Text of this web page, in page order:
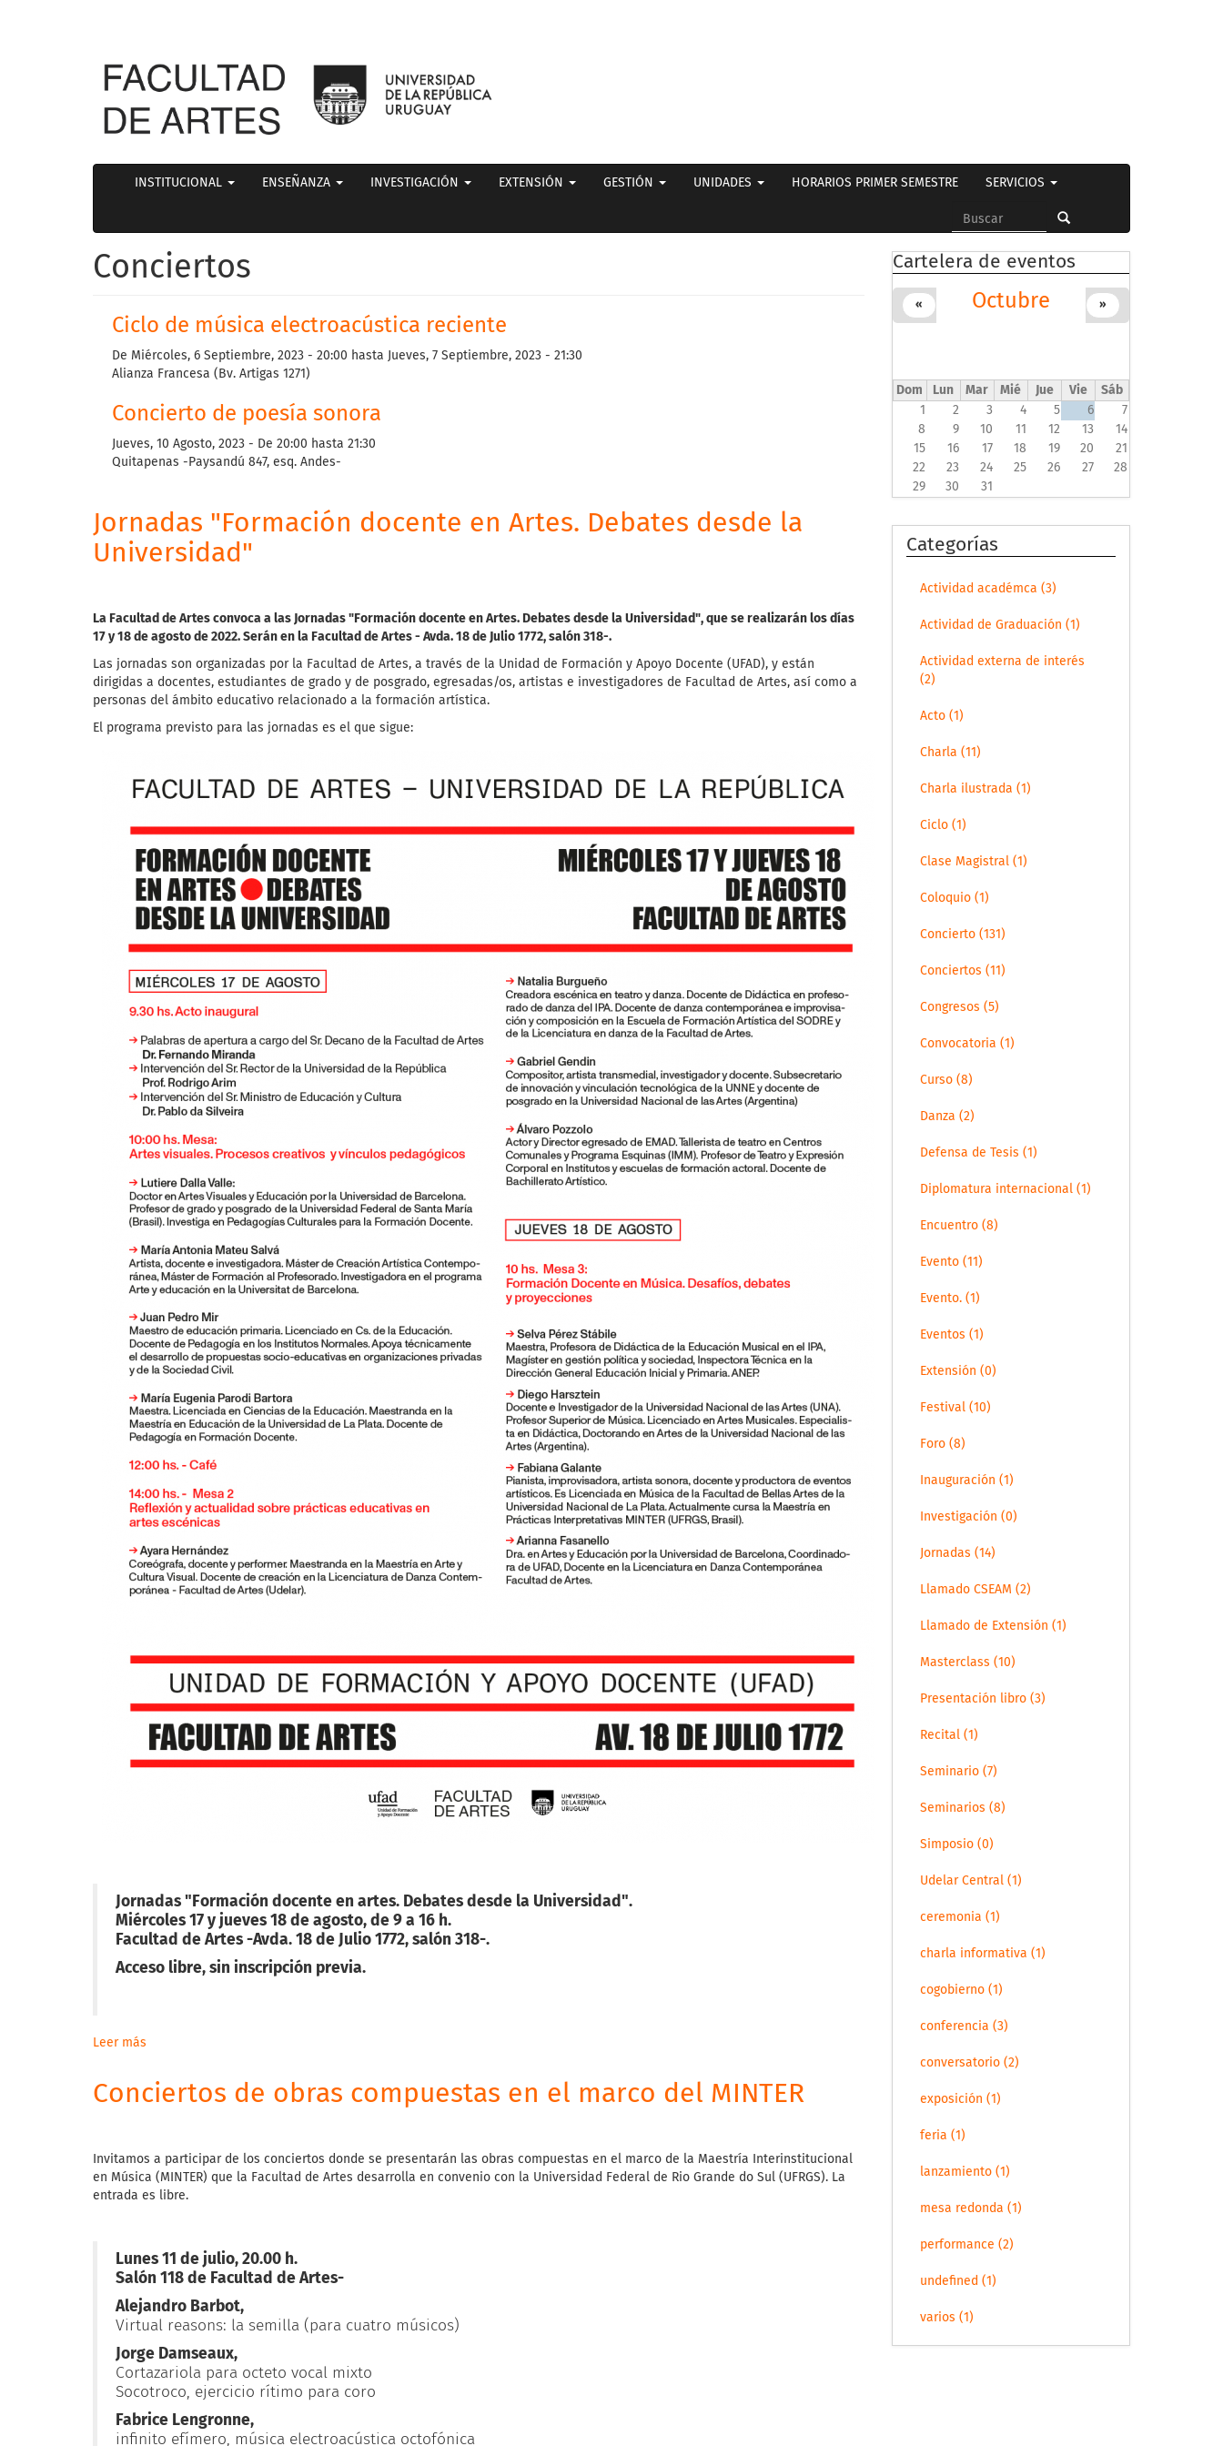
INSTITUCIONAL ENSEÑANZA INVESTIGACIÓN EXTENSIÓN GESTIÓN UNIDADES HORARIOS PRIMER SEMESTRE SERVICIOS
Formulario
de
búsqueda
Conciertos
Ciclo de música electroacústica reciente
De Miércoles, 6 Septiembre, 2023 - 20:00 hasta
Jueves, 7 Septiembre, 2023 - 21:30
Alianza Francesa (Bv. Artigas 1271)
Concierto de poesía sonora
Jueves, 10 Agosto, 2023 - De 20:00 hasta 21:30
Quitapenas -Paysandú 847, esq. Andes-
Jornadas "Formación docente en Artes. Debates desde la
Universidad"
La Facultad de Artes convoca a las Jornadas "Formación docente en Artes. Debates desde la Universidad", que se realizarán los días
17 y 18 de agosto de 2022. Serán en la Facultad de Artes - Avda. 18 de Julio 1772, salón 318-.
Las jornadas son organizadas por la Facultad de Artes, a través de la Unidad de Formación y Apoyo Docente (UFAD), y están
dirigidas a docentes, estudiantes de grado y de posgrado, egresadas/os, artistas e investigadores de Facultad de Artes, así como a
personas del ámbito educativo relacionado a la formación artística.
El programa previsto para las jornadas es el que sigue:
Jornadas "Formación docente en artes. Debates desde la Universidad".
Miércoles 17 y jueves 18 de agosto, de 9 a 16 h.
Facultad de Artes -Avda. 18 de Julio 1772, salón 318-.
Acceso libre, sin inscripción previa.
Leer más
"Formación
docente
Debates
desde
Conciertos de obras compuestas en el marco del MINTER
Invitamos a participar de los conciertos donde se presentarán las obras compuestas en el marco de la Maestría Interinstitucional
en Música (MINTER) que la Facultad de Artes desarrolla en convenio con la Universidad Federal de Rio Grande do Sul (UFRGS). La
entrada es libre.
Lunes 11 de julio, 20.00 h.
Salón 118 de Facultad de Artes-
Alejandro Barbot,
Virtual reasons: la semilla (para cuatro músicos)
Jorge Damseaux,
Cortazariola para octeto vocal mixto
Socotroco, ejercicio rítimo para coro
Fabrice Lengronne,
infinito efímero, música electroacústica octofónica
Cartelera de eventos
Octubre
« »
Dom Lun Mar Mié Jue Vie
Sáb
1
2 3 4 5 6
7
8
9 10 11 12 13
14
15
16 17 18 19 20
21
22
23 24 25 26 27
28
29
30 31
Categorías
Actividad académca (3)
Actividad de Graduación (1)
Actividad externa de interés
(2)
Acto (1)
Charla (11)
Charla ilustrada (1)
Ciclo (1)
Clase Magistral (1)
Coloquio (1)
Concierto (131)
Conciertos (11)
Congresos (5)
Convocatoria (1)
Curso (8)
Danza (2)
Defensa de Tesis (1)
Diplomatura internacional (1)
Encuentro (8)
Evento (11)
Evento. (1)
Eventos (1)
Extensión (0)
Festival (10)
Foro (8)
Inauguración (1)
Investigación (0)
Jornadas (14)
Llamado CSEAM (2)
Llamado de Extensión (1)
Masterclass (10)
Presentación libro (3)
Recital (1)
Seminario (7)
Seminarios (8)
Simposio (0)
Udelar Central (1)
ceremonia (1)
charla informativa (1)
cogobierno (1)
conferencia (3)
conversatorio (2)
exposición (1)
feria (1)
lanzamiento (1)
mesa redonda (1)
performance (2)
undefined (1)
varios (1)